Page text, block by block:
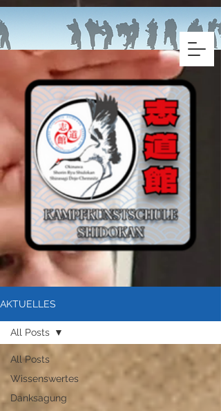
AKTUELLES
All Posts
Wissenswertes
Danksagung
All Posts